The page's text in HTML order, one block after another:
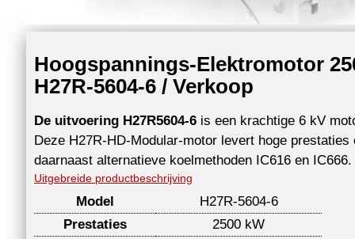
Hoogspannings-Elektromotor
H27R-5604-6 / Verkoop
De uitvoering H27R5604-6 is een krachtige 6 kV
Deze H27R-HD-Modular-motor levert hoge
daarnaast alternatieve koelmethoden IC616 en
Uitgebreide productbeschrijving
Model
H27R-5604-6
Prestaties
2500 kW